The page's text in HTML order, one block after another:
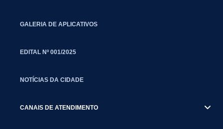
GALERIA DE APLICATIVOS
EDITAL Nº 001/2025
NOTÍCIAS DA CIDADE
CANAIS DE ATENDIMENTO